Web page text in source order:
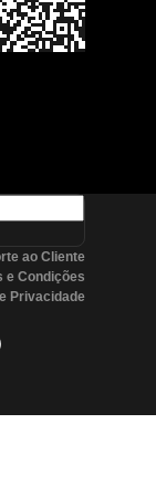
ao Cliente
e Condições
Privacidade